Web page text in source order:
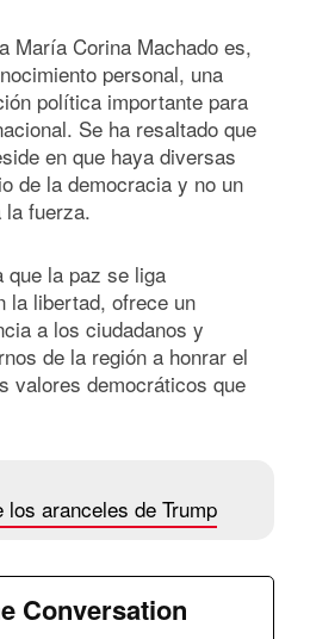
María Corina Machado es,
personal, una
política importante para
Se ha resaltado que
en que haya diversas
de la democracia y no un
fuerza.
que la paz se liga
la libertad, ofrece un
a los ciudadanos y
de la región a honrar el
valores democráticos que
aranceles de Trump
Conversation